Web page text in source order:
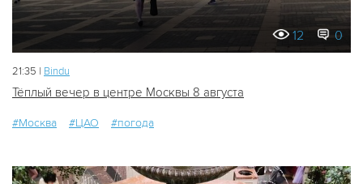
12 0
21:35 | Bindu
Тёплый вечер в центре Москвы 8 августа
#Москва #ЦАО #погода